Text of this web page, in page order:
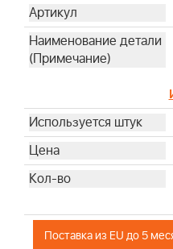
Поставка из EU до 5